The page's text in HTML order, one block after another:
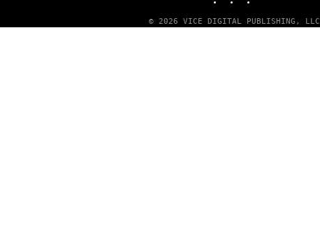
© 2026 VICE DIGITAL PUBLISHING, LLC